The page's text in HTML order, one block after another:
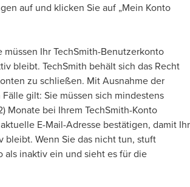
auf und klicken Sie auf „Mein Konto
müssen Ihr TechSmith-Benutzerkonto
bleibt. TechSmith behält sich das Recht
zu schließen. Mit Ausnahme der
gilt: Sie müssen sich mindestens
Monate bei Ihrem TechSmith-Konto
E-Mail-Adresse bestätigen, damit Ihr
bleibt. Wenn Sie das nicht tun, stuft
als inaktiv ein und sieht es für die